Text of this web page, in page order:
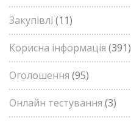
Закупівлі (11)
Корисна інформація (391)
Оголошення (95)
Онлайн тестування (3)